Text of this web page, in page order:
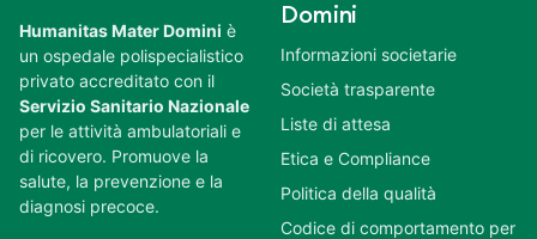
Humanitas Mater Domini è
un ospedale polispecialistico
privato accreditato con il
Servizio Sanitario Nazionale
per le attività ambulatoriali e
di ricovero. Promuove la
salute, la prevenzione e la
diagnosi precoce.
Domini
Informazioni societarie
Società trasparente
Liste di attesa
Etica e Compliance
Politica della qualità
Codice di comportamento per